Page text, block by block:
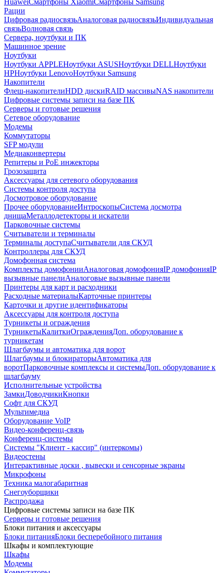
HuaweiСмартфоны XiaomiСмартфоны Samsung
Рации
Цифровая радиосвязьАналоговая радиосвязьИндивидуальная
связьВолновая связь
Сервера, ноутбуки и ПК
Машинное зрение
Ноутбуки
Ноутбуки APPLEНоутбуки ASUSНоутбуки DELLНоутбуки
HPНоутбуки LenovoНоутбуки Samsung
Накопители
Флеш-накопителиHDD дискиRAID массивыNAS накопители
Цифровые системы записи на базе ПК
Серверы и готовые решения
Сетевое оборудование
Модемы
Коммутаторы
SFP модули
Медиаконвертеры
Репитеры и PoE инжекторы
Грозозащита
Аксессуары для сетевого оборудования
Системы контроля доступа
Досмотровое оборудование
Прочее оборудованиеИнтроскопыСистема досмотра
днищаМеталлодетекторы и искатели
Парковочные системы
Считыватели и терминалы
Терминалы доступаСчитыватели для СКУД
Контроллеры для СКУД
Домофонная система
Комплекты домофонииАналоговая домофонияIP домофонияIP
вызывные панелиАналоговые вызывные панели
Принтеры для карт и расходники
Расходные материалыКарточные принтеры
Карточки и другие идентификаторы
Аксессуары для контроля доступа
Турникеты и ограждения
ТурникетыКалиткиОгражденияДоп. оборудование к
турникетам
Шлагбаумы и автоматика для ворот
Шлагбаумы и блокираторыАвтоматика для
воротПарковочные комплексы и системыДоп. оборудование к
шлагбауму
Исполнительные устройства
ЗамкиДоводчикиКнопки
Софт для СКУД
Мультимедиа
Оборудование VoIP
Видео-конференц-связь
Конференц-системы
Системы "Клиент - кассир" (интеркомы)
Видеостены
Интерактивные доски , вывески и сенсорные экраны
Микрофоны
Техника малогабаритная
Снегоуборщики
Распродажа
Цифровые системы записи на базе ПК
Серверы и готовые решения
Блоки питания и аксессуары
Блоки питанияБлоки бесперебойного питания
Шкафы и комплектующие
Шкафы
Модемы